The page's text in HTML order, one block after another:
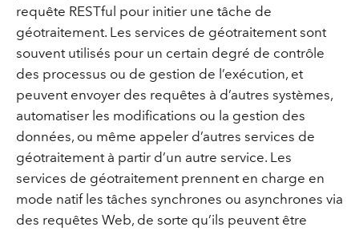
requête RESTful pour initier une tâche de
géotraitement. Les services de géotraitement sont
souvent utilisés pour un certain degré de contrôle
des processus ou de gestion de l’exécution, et
peuvent envoyer des requêtes à d’autres systèmes,
automatiser les modifications ou la gestion des
données, ou même appeler d’autres services de
géotraitement à partir d’un autre service. Les
services de géotraitement prennent en charge en
mode natif les tâches synchrones ou asynchrones via
des requêtes Web, de sorte qu’ils peuvent être